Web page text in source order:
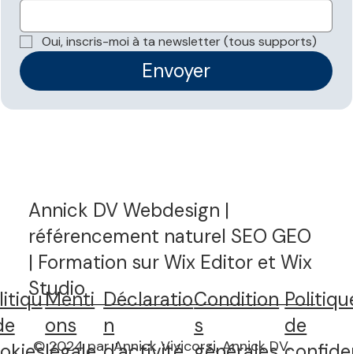
Oui, inscris-moi à ta newsletter (tous supports)
Envoyer
Annick DV Webdesign |
référencement naturel SEO GEO
| Formation sur Wix Editor et Wix
Studio
Menti
ons
Déclaratio
n
de
Condition
s
© 2024 par Annick Vivicorsi, Annick DV.